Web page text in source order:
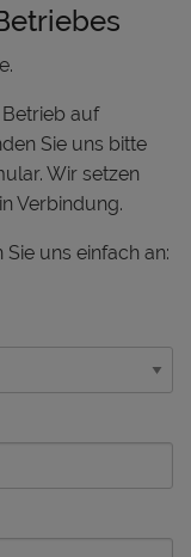
auf
Sie uns bitte
Wir setzen
Verbindung.
uns einfach an: